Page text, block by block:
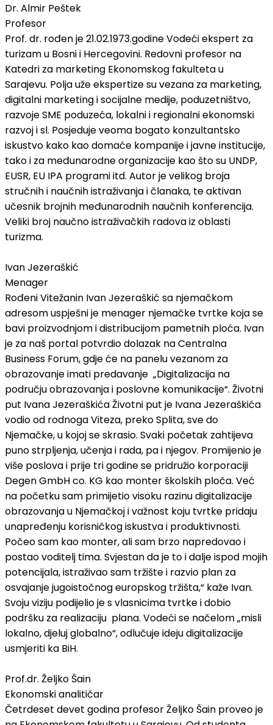
Dr. Almir Peštek
Profesor
Prof. dr. rođen je 21.02.1973.godine Vodeći ekspert za
turizam u Bosni i Hercegovini. Redovni profesor na
Katedri za marketing Ekonomskog fakulteta u
Sarajevu. Polja uže ekspertize su vezana za marketing,
digitalni marketing i socijalne medije, poduzetništvo,
razvoje SME poduzeća, lokalni i regionalni ekonomski
razvoj i sl. Posjeduje veoma bogato konzultantsko
iskustvo kako kao domaće kompanije i javne institucije,
tako i za međunarodne organizacije kao što su UNDP,
EUSR, EU IPA programi itd. Autor je velikog broja
stručnih i naučnih istraživanja i članaka, te aktivan
učesnik brojnih međunarodnih naučnih konferencija.
Veliki broj naučno istraživačkih radova iz oblasti
turizma.
Ivan Jezeraškić
Menager
Rođeni Vitežanin Ivan Jezeraškić sa njemačkom
adresom uspješni je menager njemačke tvrtke koja se
bavi proizvodnjom i distribucijom pametnih ploća. Ivan
je za naš portal potvrdio dolazak na Centralna
Business Forum, gdje će na panelu vezanom za
obrazovanje imati predavanje „Digitalizacija na
području obrazovanja i poslovne komunikacije“. Životni
put Ivana Jezeraškića Životni put je Ivana Jezeraškića
vodio od rodnoga Viteza, preko Splita, sve do
Njemačke, u kojoj se skrasio. Svaki početak zahtijeva
puno strpljenja, učenja i rada, pa i njegov. Promijenio je
više poslova i prije tri godine se pridružio korporaciji
Degen GmbH co. KG kao monter školskih ploča. Već
na početku sam primijetio visoku razinu digitalizacije
obrazovanja u Njemačkoj i važnost koju tvrtke pridaju
unapređenju korisničkog iskustva i produktivnosti.
Počeo sam kao monter, ali sam brzo napredovao i
postao voditelj tima. Svjestan da je to i dalje ispod mojih
potencijala, istraživao sam tržište i razvio plan za
osvajanje jugoistočnog europskog tržišta,“ kaže Ivan.
Svoju viziju podijelio je s vlasnicima tvrtke i dobio
podršku za realizaciju plana. Vodeći se načelom „misli
lokalno, djeluj globalno“, odlučuje ideju digitalizacije
usmjeriti ka BiH.
Prof.dr. Željko Šain
Ekonomski analitičar
Četrdeset devet godina profesor Željko Šain proveo je